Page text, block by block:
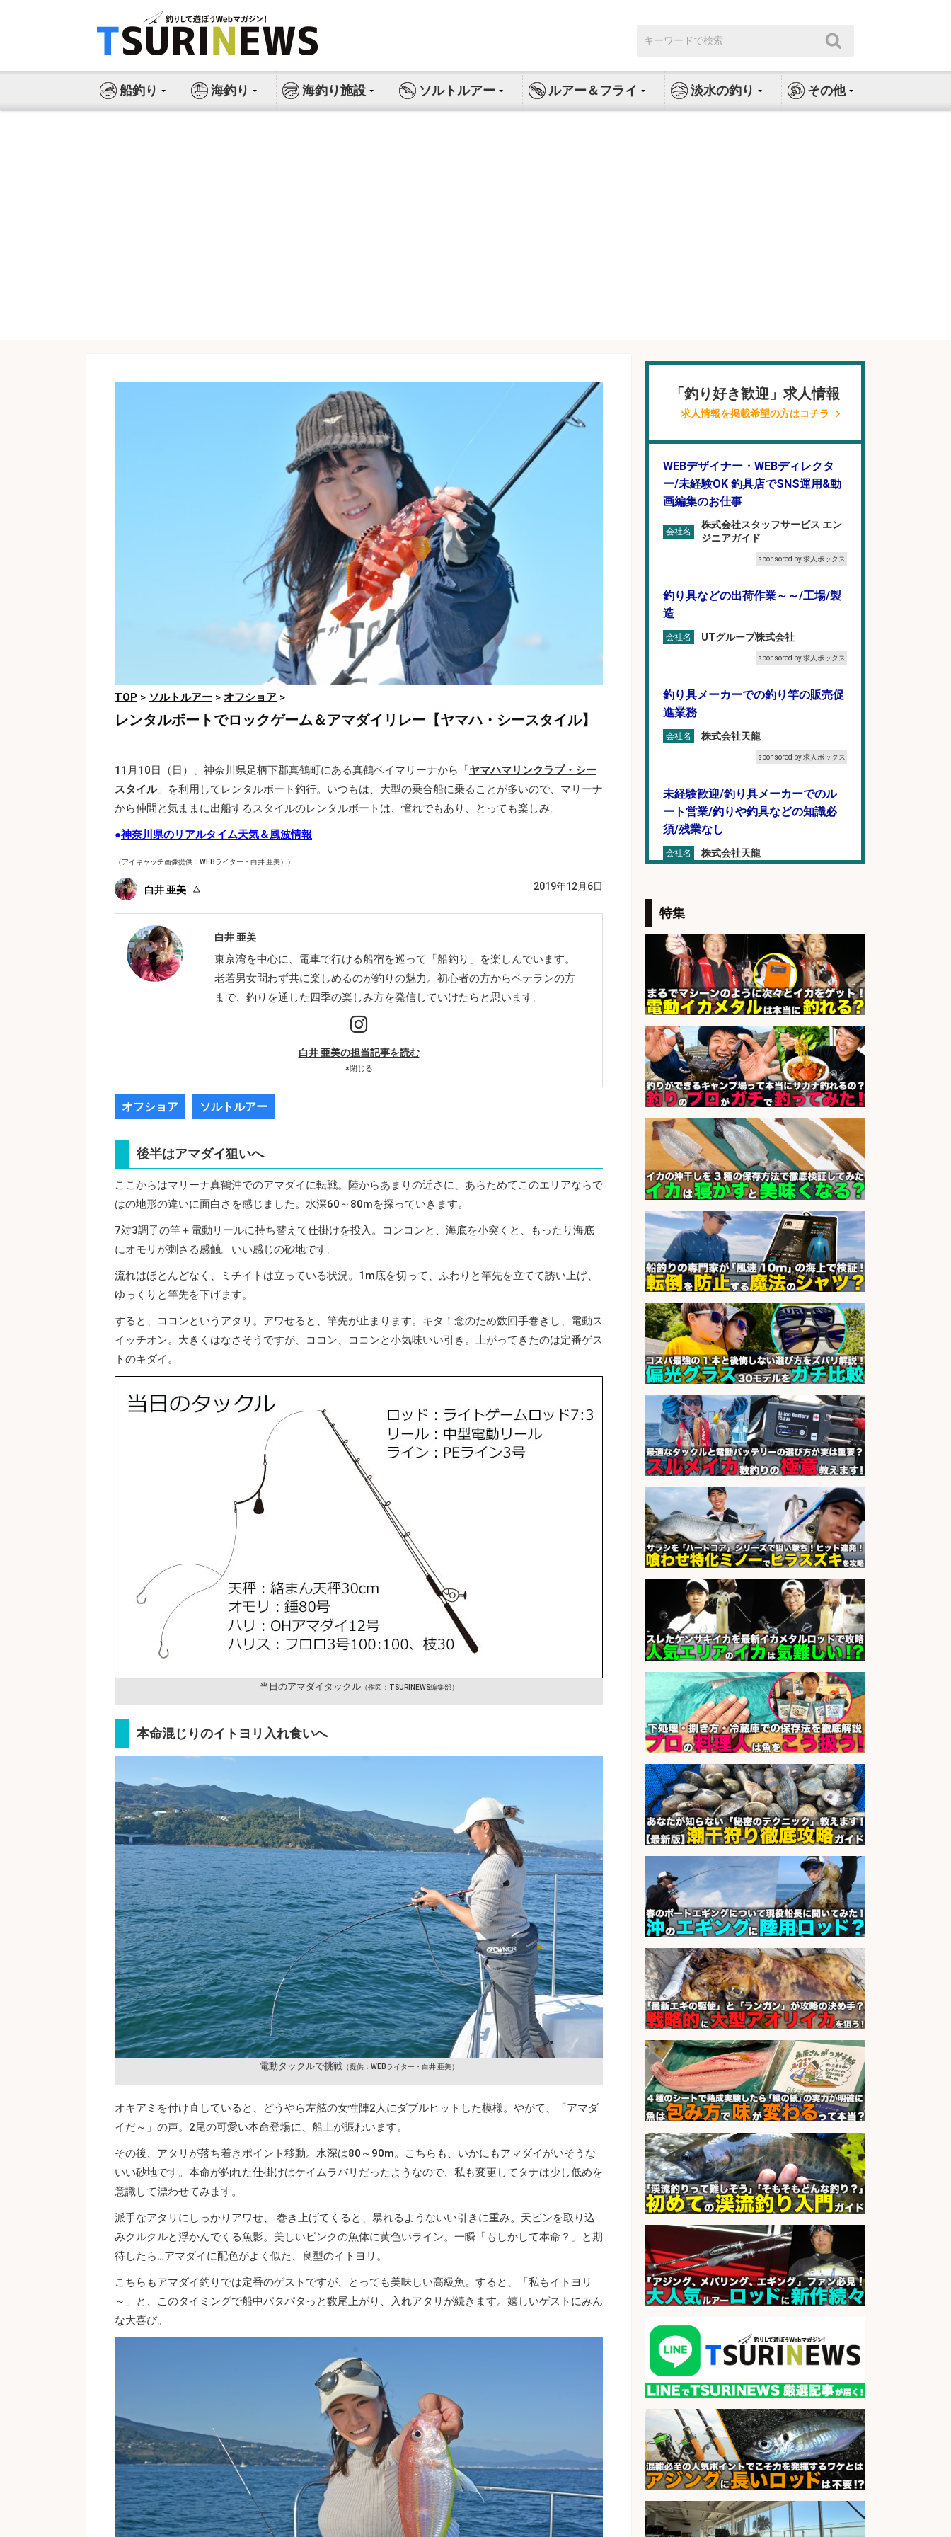
ス
索:
船釣り 海釣り 海釣り施設 ソルトルアー ルアー＆フライ 淡水の釣り その他
TOP > ソルトルアー > オフショア >
レンタルボートでロックゲーム＆アマダイリレー【ヤマハ・シースタイル】
11月10日（日）、神奈川県足柄下郡真鶴町にある真鶴ベイマリーナから「ヤマハマリンクラブ・シー
スタイル」を利用してレンタルボート釣行。いつもは、大型の乗合船に乗ることが多いので、マリーナ
から仲間と気ままに出船するスタイルのレンタルボートは、憧れでもあり、とっても楽しみ。
●神奈川県のリアルタイム天気＆風波情報
（アイキャッチ画像提供：WEBライター・白井 亜美））
白井 亜美 2019年12月6日
白井 亜美
東京湾を中心に、電車で行ける船宿を巡って「船釣り」を楽しんでいます。
老若男女問わず共に楽しめるのが釣りの魅力。初心者の方からベテランの方
まで、釣りを通した四季の楽しみ方を発信していけたらと思います。
白井 亜美の担当記事を読む
×閉じる
オフショア ソルトルアー
後半はアマダイ狙いへ
ここからはマリーナ真鶴沖でのアマダイに転戦。陸からあまりの近さに、あらためてこのエリアならで
はの地形の違いに面白さを感じました。水深60～80mを探っていきます。
7対3調子の竿＋電動リールに持ち替えて仕掛けを投入。コンコンと、海底を小突くと、もったり海底
にオモリが刺さる感触。いい感じの砂地です。
流れはほとんどなく、ミチイトは立っている状況。1m底を切って、ふわりと竿先を立てて誘い上げ、
ゆっくりと竿先を下げます。
すると、ココンというアタリ。アワせると、竿先が止まります。キタ！念のため数回手巻きし、電動ス
イッチオン。大きくはなさそうですが、ココン、ココンと小気味いい引き。上がってきたのは定番ゲス
トのキダイ。
当日のアマダイタックル（作図：TSURINEWS編集部）
本命混じりのイトヨリ入れ食いへ
電動タックルで挑戦（提供：WEBライター・白井 亜美）
オキアミを付け直していると、どうやら左舷の女性陣2人にダブルヒットした模様。やがて、「アマダ
イだ～」の声。2尾の可愛い本命登場に、船上が賑わいます。
その後、アタリが落ち着きポイント移動。水深は80～90m。こちらも、いかにもアマダイがいそうな
いい砂地です。本命が釣れた仕掛けはケイムラバリだったようなので、私も変更してタナは少し低めを
意識して漂わせてみます。
派手なアタリにしっかりアワせ、 巻き上げてくると、暴れるようないい引きに重み。天ビンを取り込
みクルクルと浮かんでくる魚影。美しいピンクの魚体に黄色いライン。一瞬「もしかして本命？」と期
待したら…アマダイに配色がよく似た、良型のイトヨリ。
こちらもアマダイ釣りでは定番のゲストですが、とっても美味しい高級魚。すると、「私もイトヨリ
～」と、このタイミングで船中パタパタっと数尾上がり、入れアタリが続きます。嬉しいゲストにみん
な大喜び。
「釣り好き歓迎」求人情報
求人情報を掲載希望の方はコチラ
WEBデザイナー・WEBディレクタ
ー/未経験OK 釣具店でSNS運用&動
画編集のお仕事
会社名
株式会社スタッフサービス エン
ジニアガイド
sponsored by 求人ボックス
釣り具などの出荷作業～～/工場/製
造
会社名 UTグループ株式会社
sponsored by 求人ボックス
釣り具メーカーでの釣り竿の販売促
進業務
会社名 株式会社天龍
sponsored by 求人ボックス
未経験歓迎/釣り具メーカーでのル
ート営業/釣りや釣具などの知識必
須/残業なし
会社名 株式会社天龍
8月開始/釣り具メーカーでの営業ア
シスタントのお仕事/残業なし/即日
勤務可/営業事務/軽作業
会社名 株式会社パソナ
sponsored by 求人ボックス
未経験歓迎/釣り具や自動車部品の
NC旋盤オペレーター/残業少なめ/年
休120日以上
会社名 株式会社共進精工
sponsored by 求人ボックス
日払いOKで即日収入/品出し/釣り具
のピッキング 梱包STAFF/大阪府/岸
和田市
株式会社アドミック
sponsored by 求人ボックス
小型軽量部品のライン組立/入社祝
金10万円 自転車部品や釣り具の組
立/堺市堺区の工場 未経験歓迎/土日
祝休みで年間休日126日・日払い
OK/高額・高収入/土日休み
会社名
パーソルファクトリーパートナ
ーズ株式会社
レジカウンター/お釣りの計算不要
の簡単レジ 未経験も安心の研修あり
1日2h
会社名 オーケー株式会社
sponsored by 求人ボックス
レジカウンター/お釣りの計算不要
の簡単レジ 未経験も安心の研修あり
1日2h
会社名 オーケー株式会社
sponsored by 求人ボックス
さらに求人情報を見る
特集